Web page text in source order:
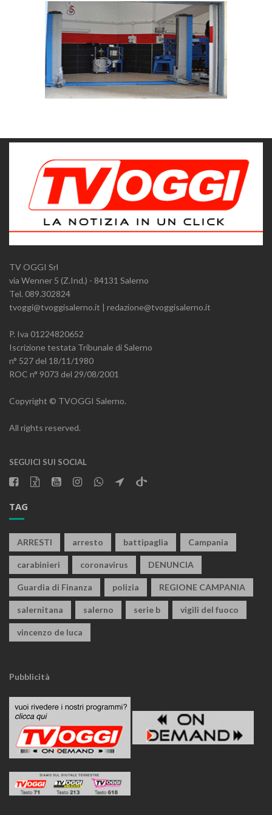
TV OGGI Srl
via Wenner 5 (Z.Ind.) - 84131 Salerno
Tel. 089.302824
tvoggi@tvoggisalerno.it | redazione@tvoggisalerno.it
P. Iva 01224820652
Iscrizione testata Tribunale di Salerno
n° 527 del 18/11/1980
ROC n° 9073 del 29/08/2001
Copyright © TVOGGI Salerno.
All rights reserved.
SEGUICI SUI SOCIAL
TAG
ARRESTI arresto battipaglia Campania
carabinieri coronavirus DENUNCIA
Guardia di Finanza polizia REGIONE CAMPANIA
salernitana salerno serie b vigili del fuoco
vincenzo de luca
Pubblicità